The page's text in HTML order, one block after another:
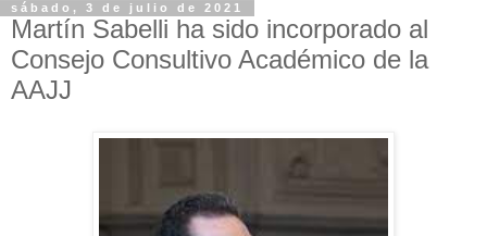
sábado, 3 de julio de 2021
Martín Sabelli ha sido incorporado al
Consejo Consultivo Académico de la
AAJJ